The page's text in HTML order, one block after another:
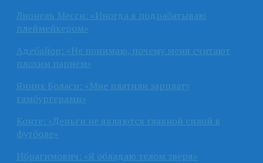
Лионель Месси: «Иногда я подрабатываю
плеймейкером»
Адебайор: «Не понимаю, почему меня считают
плохим парнем»
Янник Боласи: «Мне платили зарплату
гамбургерами»
Конте: «Деньги не являются главной силой в
футболе»
Ибрагимович: «Я обладаю телом зверя»